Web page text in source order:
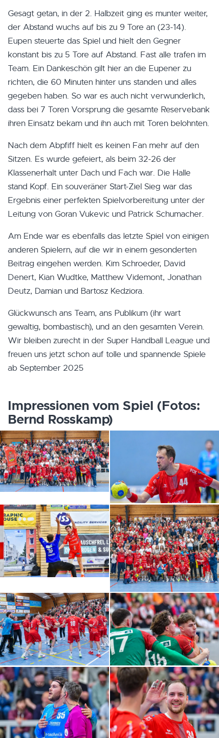
Gesagt getan, in der 2. Halbzeit ging es munter weiter,
der Abstand wuchs auf bis zu 9 Tore an (23-14).
Eupen steuerte das Spiel und hielt den Gegner
konstant bis zu 5 Tore auf Abstand. Fast alle trafen im
Team. Ein Dankeschön gilt hier an die Eupener zu
richten, die 60 Minuten hinter uns standen und alles
gegeben haben. So war es auch nicht verwunderlich,
dass bei 7 Toren Vorsprung die gesamte Reservebank
ihren Einsatz bekam und ihn auch mit Toren belohnten.
Nach dem Abpfiff hielt es keinen Fan mehr auf den
Sitzen. Es wurde gefeiert, als beim 32-26 der
Klassenerhalt unter Dach und Fach war. Die Halle
stand Kopf. Ein souveräner Start-Ziel Sieg war das
Ergebnis einer perfekten Spielvorbereitung unter der
Leitung von Goran Vukevic und Patrick Schumacher.
Am Ende war es ebenfalls das letzte Spiel von einigen
anderen Spielern, auf die wir in einem gesonderten
Beitrag eingehen werden. Kim Schroeder, David
Denert, Kian Wudtke, Matthew Videmont, Jonathan
Deutz, Damian und Bartosz Kedziora.
Glückwunsch ans Team, ans Publikum (ihr wart
gewaltig, bombastisch), und an den gesamten Verein.
Wir bleiben zurecht in der Super Handball League und
freuen uns jetzt schon auf tolle und spannende Spiele
ab September 2025
Impressionen vom Spiel (Fotos:
Bernd Rosskamp)